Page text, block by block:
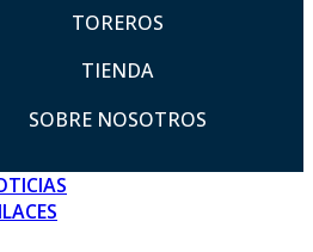
TOREROS
TIENDA
SOBRE NOSOTROS